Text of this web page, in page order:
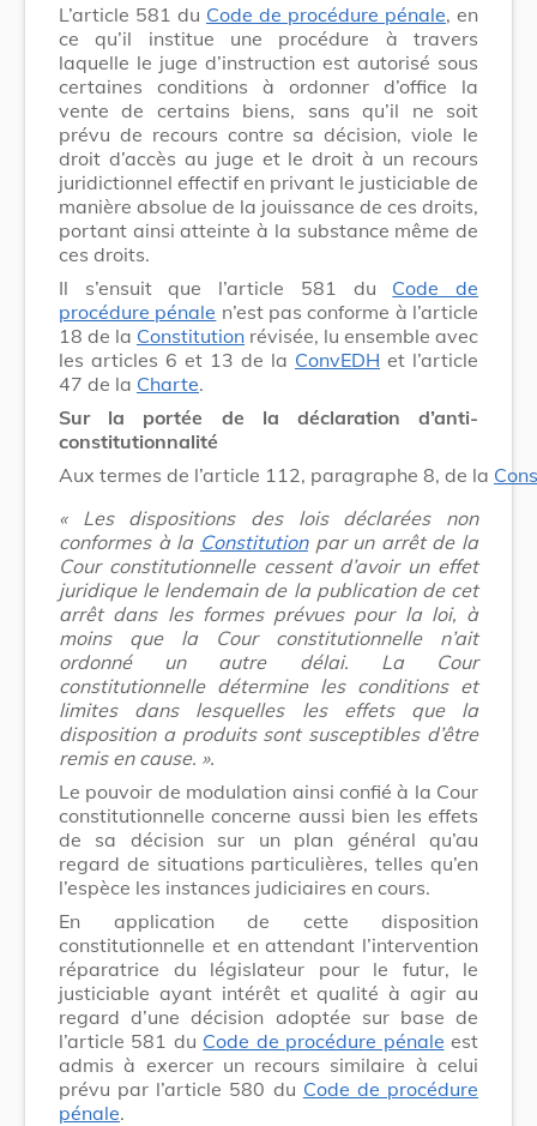
L’article 581 du Code de procédure pénale, en
ce qu’il institue une procédure à travers
laquelle le juge d’instruction est autorisé sous
certaines conditions à ordonner d’office la
vente de certains biens, sans qu’il ne soit
prévu de recours contre sa décision, viole le
droit d’accès au juge et le droit à un recours
juridictionnel effectif en privant le justiciable de
manière absolue de la jouissance de ces droits,
portant ainsi atteinte à la substance même de
ces droits.
Il s’ensuit que l’article 581 du Code de
procédure pénale n’est pas conforme à l’article
18 de la Constitution révisée, lu ensemble avec
les articles 6 et 13 de la ConvEDH et l’article
47 de la Charte.
Sur la portée de la déclaration d’anti-
constitutionnalité
Aux termes de l’article 112, paragraphe 8, de la
« Les dispositions des lois déclarées non
conformes à la Constitutionpar un arrêt de la
Cour constitutionnelle cessent d’avoir un effet
juridique le lendemain de la publication de cet
arrêt dans les formes prévues pour la loi, à
moins que la Cour constitutionnelle n’ait
ordonné un autre délai. La Cour
constitutionnelle détermine les conditions et
limites dans lesquelles les effets que la
disposition a produits sont susceptibles d’être
remis en cause. ».
Le pouvoir de modulation ainsi confié à la Cour
constitutionnelle concerne aussi bien les effets
de sa décision sur un plan général qu’au
regard de situations particulières, telles qu’en
l’espèce les instances judiciaires en cours.
En application de cette disposition
constitutionnelle et en attendant l’intervention
réparatrice du législateur pour le futur, le
justiciable ayant intérêt et qualité à agir au
regard d’une décision adoptée sur base de
l’article 581 du Code de procédure pénale est
admis à exercer un recours similaire à celui
prévu par l’article 580 du Code de procédure
pénale.